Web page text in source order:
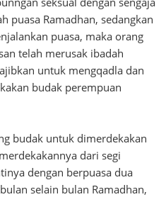
puasa Ramadhan, sedangkan
puasa, maka orang
telah merusak ibadah
untuk mengqadla dan
budak perempuan
budak untuk dimerdekakan
dari segi
dengan berpuasa dua
selain bulan Ramadhan,